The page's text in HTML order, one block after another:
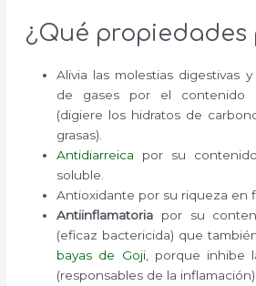
¿Qué propiedades
Alivia las molestias digestivas
de gases por el contenido
(digiere los hidratos de
grasas).
Antidiarreica por su
soluble.
Antioxidante por su riqueza en
Antiinflamatoria por su
(eficaz bactericida) que
bayas de Goji, porque inhibe
(responsables de la inflamación).